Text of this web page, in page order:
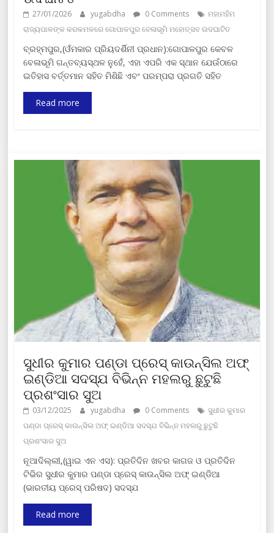
27/01/2026 yugabdha 0 Comments
ମହାମହିମ
ରାଜ୍ୟପାଳଙ୍କ କରକମଳରେ ଗୋପାଳପୁର ବେଳାଭୂମି ମହୋତ୍ସବ ଉଦଘାଟିତ
ବ୍ରହ୍ମପୁର,(ଓଁମକାର ପ୍ରିୟଦର୍ଶିନୀ ପ୍ରଧାନ):ଗୋପାଳପୁର କେବଳ
ବେଳାଭୂମି ଗନ୍ତବ୍ୟସ୍ଥଳ ନୁହେଁ, ଏହା ଏପରି ଏକ ସ୍ଥାନ ଯେଉଁଠାରେ
ଇତିହାସ ବର୍ତ୍ତମାନ ସହିତ ମିଶିଛି ଏବଂ ପରମ୍ପରା ପ୍ରଗତି ସହିତ
Read more
ସୁଧୀର କୁମାର ପଣ୍ଡା ପ୍ରେସ୍ କାଉନ୍ସିଲ ଅଫ୍
ଇଣ୍ଡିଆ ସଦସ୍ଯ ବିଭିନ୍ନ ମହଲରୁ ଛୁଟୁଛି
ପ୍ରଶଂସାର ସୁଅ
03/12/2025 yugabdha 0 Comments
ସୁଧୀର କୁମାର
ପଣ୍ଡା ପ୍ରେସ୍ କାଉନ୍ସିଲ ଅଫ୍ ଇଣ୍ଡିଆ ସଦସ୍ଯ ବିଭିନ୍ନ ମହଲରୁ ଛୁଟୁଛି
ପ୍ରଶଂସାର ସୁଅ
ନୂଆଦିଲ୍ଲୀ,(ୱାଇ ଏନ ଏସ): ପ୍ରତିଦିନ ଖବର କାଗଜ ଓ ପ୍ରତିଦିନ
ଟିଭିର ସୁଧୀର କୁମାର ପଣ୍ଡା ପ୍ରେସ୍ କାଉନ୍ସିଲ ଅଫ୍ ଇଣ୍ଡିଆ
(ଭାରତୀୟ ପ୍ରେସ୍ ପରିଷଦ) ସଦସ୍ଯ
Read more